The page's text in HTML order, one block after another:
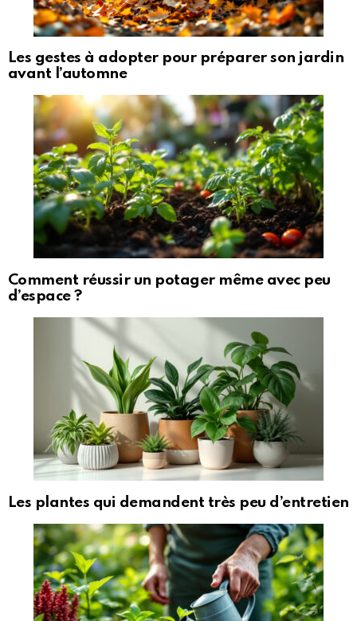
Les gestes à adopter pour préparer son jardin
avant l’automne
Comment réussir un potager même avec peu
d’espace ?
Les plantes qui demandent très peu d’entretien